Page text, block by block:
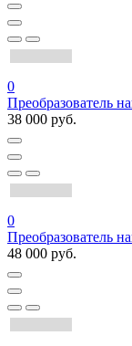
0
Преобразователь
38 000 руб.
0
Преобразователь
48 000 руб.